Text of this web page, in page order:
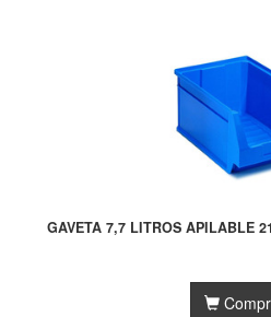
GAVETA 7,7 LITROS APILABLE